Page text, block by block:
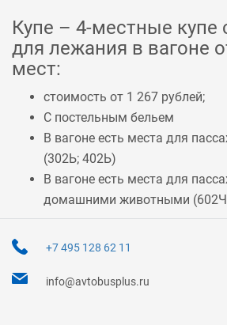
Купе – 4-местные купе
для лежания в вагоне
мест:
стоимость от 1 267 рублей;
С постельным бельем
В вагоне есть места для
(302Ь; 402Ь)
В вагоне есть места для
домашними животными (602Ч
+7 495 128 62 11
info@avtobusplus.ru